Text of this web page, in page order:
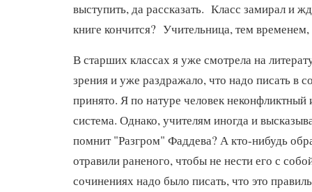
выступить, да рассказать. Класс замирал и
книге кончится? Учительница, тем временем,
В старших классах я уже смотрела на
зрения и уже раздражало, что надо писать в
принято. Я по натуре человек неконфликтный
система. Однако, учителям иногда и
помнит "Разгром" Фаддева? А кто-нибудь
отравили раненого, чтобы не нести его с
сочинениях надо было писать, что это